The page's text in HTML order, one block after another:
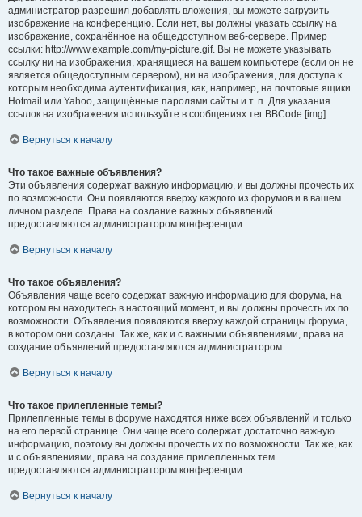
администратор разрешил добавлять вложения, вы можете загрузить
изображение на конференцию. Если нет, вы должны указать ссылку на
изображение, сохранённое на общедоступном веб-сервере. Пример
ссылки: http://www.example.com/my-picture.gif. Вы не можете указывать
ссылку ни на изображения, хранящиеся на вашем компьютере (если он не
является общедоступным сервером), ни на изображения, для доступа к
которым необходима аутентификация, как, например, на почтовые ящики
Hotmail или Yahoo, защищённые паролями сайты и т. п. Для указания
ссылок на изображения используйте в сообщениях тег BBCode [img].
Вернуться к началу
Что такое важные объявления?
Эти объявления содержат важную информацию, и вы должны прочесть их
по возможности. Они появляются вверху каждого из форумов и в вашем
личном разделе. Права на создание важных объявлений
предоставляются администратором конференции.
Вернуться к началу
Что такое объявления?
Объявления чаще всего содержат важную информацию для форума, на
котором вы находитесь в настоящий момент, и вы должны прочесть их по
возможности. Объявления появляются вверху каждой страницы форума,
в котором они созданы. Так же, как и с важными объявлениями, права на
создание объявлений предоставляются администратором.
Вернуться к началу
Что такое прилепленные темы?
Прилепленные темы в форуме находятся ниже всех объявлений и только
на его первой странице. Они чаще всего содержат достаточно важную
информацию, поэтому вы должны прочесть их по возможности. Так же, как
и с объявлениями, права на создание прилепленных тем
предоставляются администратором конференции.
Вернуться к началу